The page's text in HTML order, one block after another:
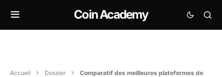
Coin Academy
Accueil Dossier
Comparatif des meilleures plateformes de